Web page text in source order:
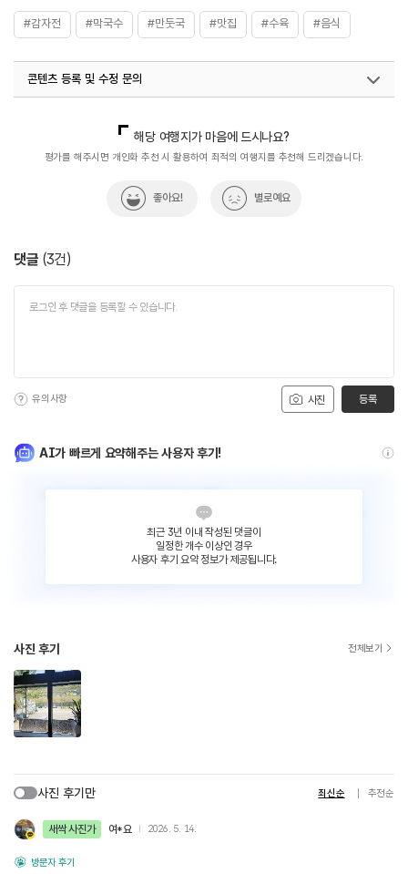
#감자전 #막국수 #만둣국 #맛집 #수육 #음식
콘텐츠 등록 및 수정 문의
해당 여행지가 마음에 드시나요?
평가를 해주시면 개인화 추천 시 활용하여 최적의 여행지를 추천해 드리겠습니다.
좋아요! 별로예요
댓글 (3건)
사진
유의사항 등록
AI가 빠르게 요약해주는 사용자 후기!
최근 3년 이내 작성된 댓글이
일정한 개수 이상인 경우
사용자 후기 요약 정보가 제공됩니다.
사진 후기 전체보기
사진 후기만 최신순 추천순
새싹 사진가 여*요 2026. 5. 14.
방문자 후기